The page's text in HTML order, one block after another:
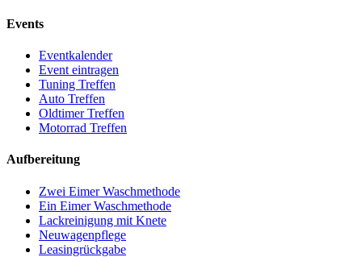
Events
Eventkalender
Event eintragen
Tuning Treffen
Auto Treffen
Oldtimer Treffen
Motorrad Treffen
Aufbereitung
Zwei Eimer Waschmethode
Ein Eimer Waschmethode
Lackreinigung mit Knete
Neuwagenpflege
Leasingrückgabe